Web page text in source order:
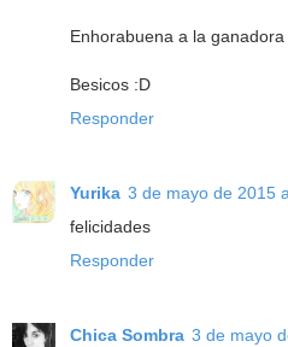
Enhorabuena a la
Besicos :D
Responder
Yurika 3 de mayo de 2015
felicidades
Responder
Chica Sombra 3 de mayo